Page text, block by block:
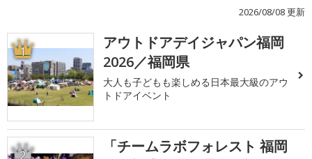
2026/08/08 更新
1
アウトドアデイジャパン福岡
2026／福岡県
大人も子どもも楽しめる日本最大級のアウ
トドアイベント
2
「チームラボフォレスト 福岡